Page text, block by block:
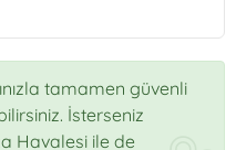
tamamen güvenli
İsterseniz
Havalesi ile de